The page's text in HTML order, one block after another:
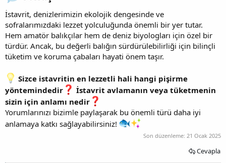
İstavrit, denizlerimizin ekolojik dengesinde ve
sofralarımızdaki lezzet yolculuğunda önemli bir yer tutar.
Hem amatör balıkçılar hem de deniz biyologları için özel bir
türdür. Ancak, bu değerli balığın sürdürülebilirliği için bilinçli
tüketim ve koruma çabaları hayati önem taşır.
Sizce istavritin en lezzetli hali hangi pişirme
yöntemindedir
İstavrit avlamanın veya tüketmenin
sizin için anlamı nedir
Yorumlarınızı bizimle paylaşarak bu önemli türü daha iyi
anlamaya katkı sağlayabilirsiniz!
Son düzenleme: 21 Ocak 2025
Cevapla